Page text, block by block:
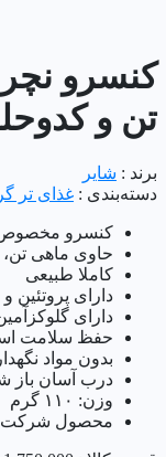
کنسرو
تن و
برند : شایر
دسته‌بندی : غذای تر
کنسرو مخصوص
حاوی ماهی
کاملا طبیعی
دارای پروتئین و
دارای
حفظ سلامت
بدون مواد
درب آسان باز
وزن: ۱۱۰ گرم
محصول شرکت